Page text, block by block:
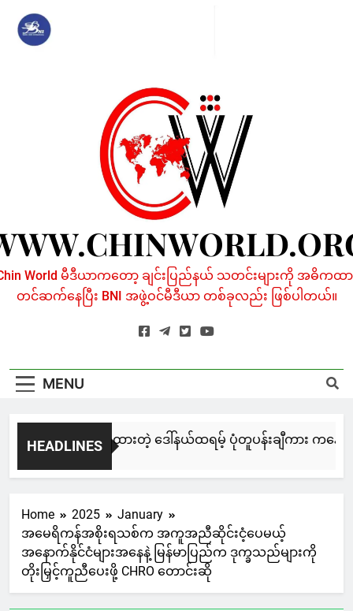
content
World မီဒီယာကတော့ ချင်းပြည်နယ် သတင်းများကို အဓိကထာ
တင်ဆက်နေပြီး BNI အဖွဲ့ဝင်မီဒီယာ တစ်ခုလည်း ဖြစ်ပါတယ်။
MENU
HEADLINES
မြင်းချေးနဲ့ ရေးဆွဲထားတဲ့ ဒေါ်နယ်ထရမ့် ပုံတူပန်းချီကား ကနေဒါ
4 Days Ago
Home 2025
January
အမေရိကန်အစိုးရသစ်က အကူအညီဆိုင်းငံ့ပေမယ့်
အနောက်နိုင်ငံများအနေနဲ့ မြန်မာပြည်က ဒုက္ခသည်များကို
တိုးမြှင့်ကူညီပေးဖို့ CHRO တောင်းဆို